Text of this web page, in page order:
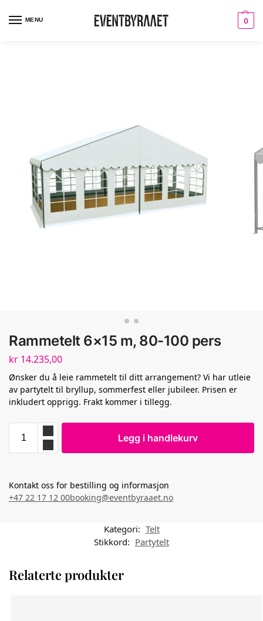
MENU 0
Rammetelt 6×15 m, 80-100 pers
kr 14.235,00
Ønsker du å leie rammetelt til ditt arrangement? Vi har utleie
av partytelt til bryllup, sommerfest eller jubileer. Prisen er
inkludert opprigg. Frakt kommer i tillegg.
Legg i handlekurv
Kontakt oss for bestilling og informasjon
+47 22 17 12 00booking@eventbyraaet.no
Kategori: Telt
Stikkord: Partytelt
Relaterte produkter